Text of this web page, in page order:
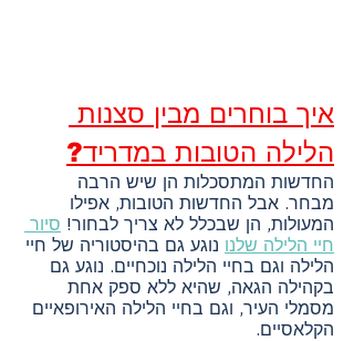
איך בוחרים מבין סצנות
הלילה הטובות במדריד?
החדשות המתסכלות הן שיש הרבה
מבחר. אבל החדשות הטובות, אפילו
המעולות, הן שבכלל לא צריך לבחור! סיור
חיי הלילה שלנו נוגע גם בהיסטוריה של חיי
הלילה וגם בחיי הלילה נוכחיים. נוגע גם
בקהילה הגאה, שהיא ללא ספק אחת
מסמלי העיר, וגם בחיי הלילה האירופאיים
הקלאסיים.